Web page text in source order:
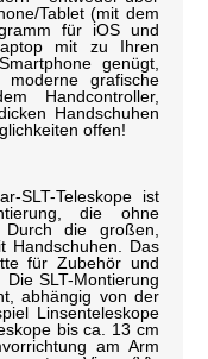
Tablet (mit dem
für iOS und
mit zu Ihren
genügt,
grafische
Handcontroller,
Handschuhen
offen!
SLT-Teleskope ist
die ohne
Durch die großen,
Handschuhen. Das
für Zubehör und
SLT-Montierung
abhängig von der
Linsenteleskope
bis ca. 13 cm
am Arm